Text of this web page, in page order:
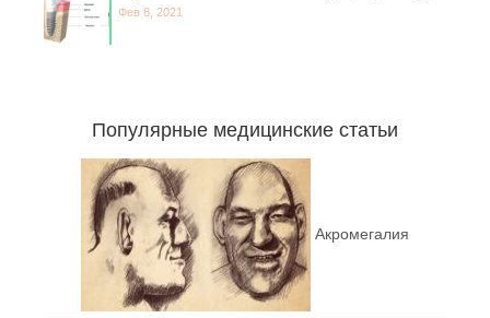
Фев 8, 2021
Популярные медицинские статьи
Акромегалия